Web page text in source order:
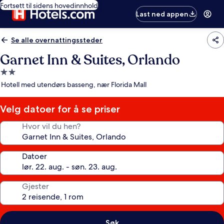
Fortsett til sidens hovedinnhold
Last ned appen
Se alle overnattingssteder
Garnet Inn & Suites, Orlando
Overnattingssted
med
stjerner
Hotell med utendørs basseng, nær Florida Mall
Velg datoer for å se priser
Hvor vil du hen?
Datoer
Gjester